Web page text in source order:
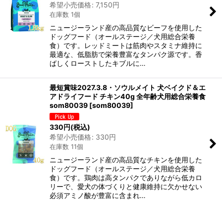
希望小売価格: 7,150円
在庫数 1個
ニュージーランド産の高品質なビーフを使用した
ドッグフード（オールステージ／犬用総合栄養
食）です。レッドミートは筋肉やスタミナ維持に
最適な、低脂肪で栄養豊富なタンパク源です。香
ばしくローストしたキブルに…
最短賞味2027.3.8・ソウルメイト 犬ベイクド＆エ
アドライフード チキン40g 全年齢犬用総合栄養食
som80039 [som80039]
330円(税込)
希望小売価格: 330円
在庫数 11個
ニュージーランド産の高品質なチキンを使用した
ドッグフード（オールステージ／犬用総合栄養
食）です。鶏肉は高タンパクでありながら低カロ
リーで、愛犬の体づくりと健康維持に欠かせない
必須アミノ酸が豊富に含まれ…